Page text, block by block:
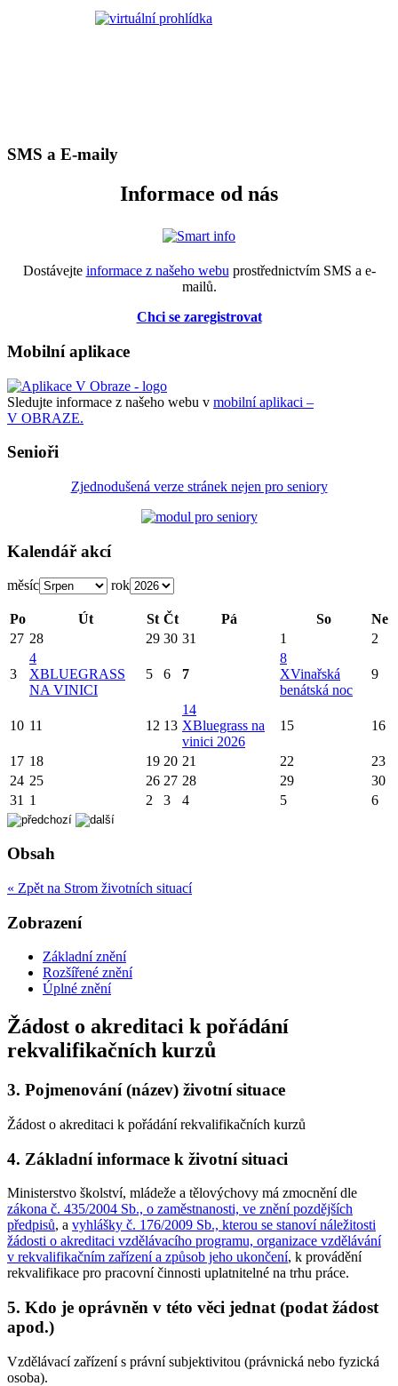
SMS a E-maily
Informace od nás
Dostávejte informace z našeho webu prostřednictvím SMS a e-
mailů.
Chci se zaregistrovat
Mobilní aplikace
Sledujte informace z našeho webu v mobilní aplikaci –
V OBRAZE.
Senioři
Zjednodušená verze stránek nejen pro seniory
Kalendář akcí
měsíc rok
Po Út St Čt Pá So
Ne
27 28 29 30 31 1 2
3
4
XBLUEGRASS
NA VINICI
5 6 7
8
XVinařská
benátská noc
9
10 11 12 13
14
XBluegrass na
vinici 2026
15 16
17 18 19 20 21 22
23
24 25 26 27 28 29
30
31 1 2 3 4 5 6
Obsah
« Zpět na Strom životních situací
Zobrazení
Základní znění
Rozšířené znění
Úplné znění
Žádost o akreditaci k pořádání
rekvalifikačních kurzů
3. Pojmenování (název) životní situace
Žádost o akreditaci k pořádání rekvalifikačních kurzů
4. Základní informace k životní situaci
Ministerstvo školství, mládeže a tělovýchovy má zmocnění dle
zákona č. 435/2004 Sb., o zaměstnanosti, ve znění pozdějších
předpisů, a vyhlášky č. 176/2009 Sb., kterou se stanoví náležitosti
žádosti o akreditaci vzdělávacího programu, organizace vzdělávání
v rekvalifikačním zařízení a způsob jeho ukončení, k provádění
rekvalifikace pro pracovní činnosti uplatnitelné na trhu práce.
5. Kdo je oprávněn v této věci jednat (podat žádost
apod.)
Vzdělávací zařízení s právní subjektivitou (právnická nebo fyzická
osoba).